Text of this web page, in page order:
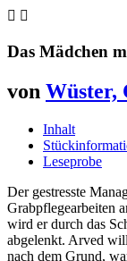
 
Das Mädchen
von Wüster,
Inhalt
Leseprobe
Der gestresste
Grabpflegearbeiten
wird er durch das
abgelenkt. Arved
nach dem Grund,